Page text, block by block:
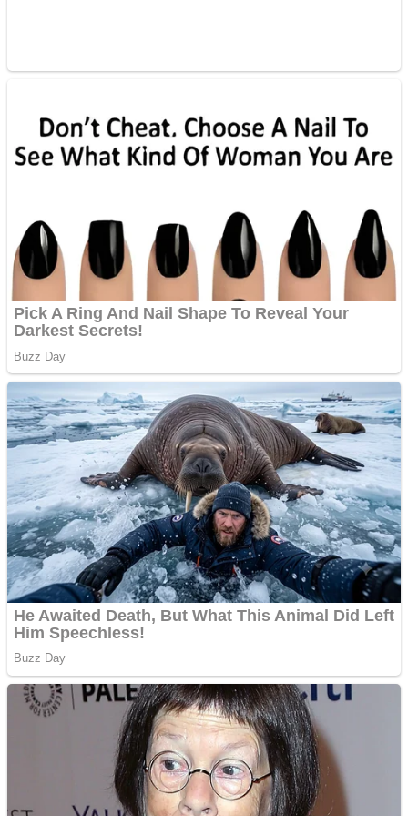
Apartamente 2 camere
Aplică acum pentru toate
tipurile de împrumuturi
și obține bani urgent!
Curatare canapele
Bucuresti. Curatare
profesionala